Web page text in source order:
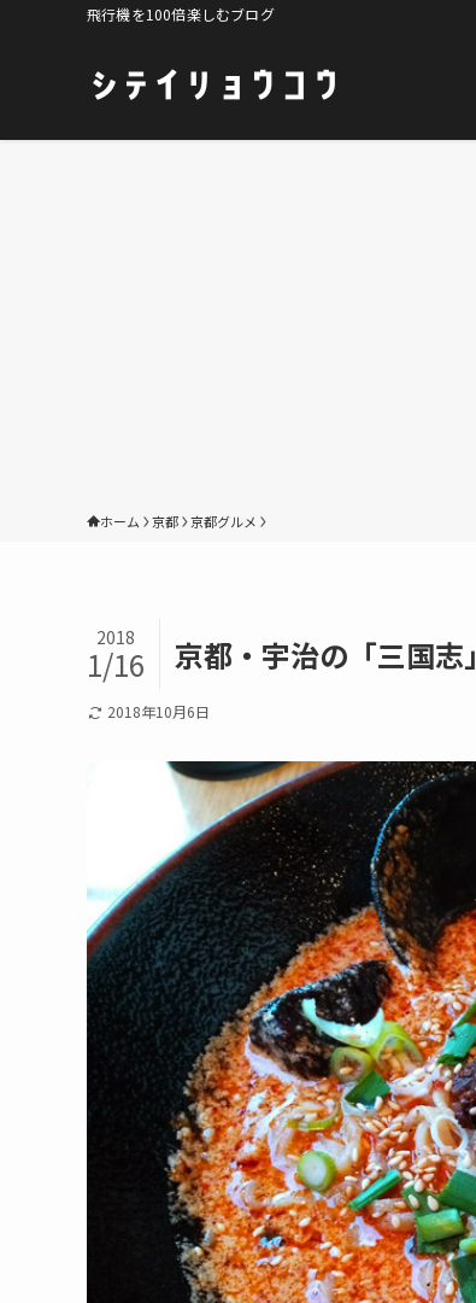
飛行機を100倍楽しむブログ
ホーム 京都 京都グルメ
京都・宇治の「三国志」
2018
1/16
2018年10月6日